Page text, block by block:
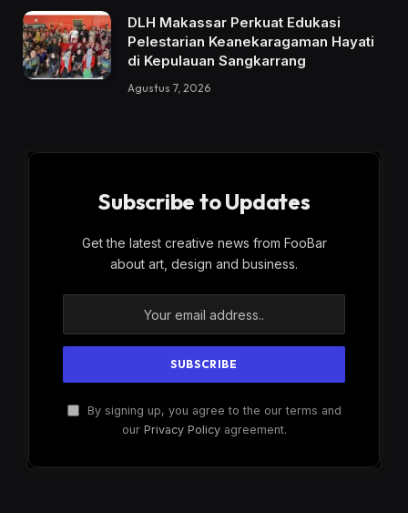
DLH Makassar Perkuat Edukasi
Pelestarian Keanekaragaman Hayati
di Kepulauan Sangkarrang
Agustus 7, 2026
Subscribe to Updates
Get the latest creative news from FooBar
about art, design and business.
By signing up, you agree to the our terms and
our Privacy Policyagreement.